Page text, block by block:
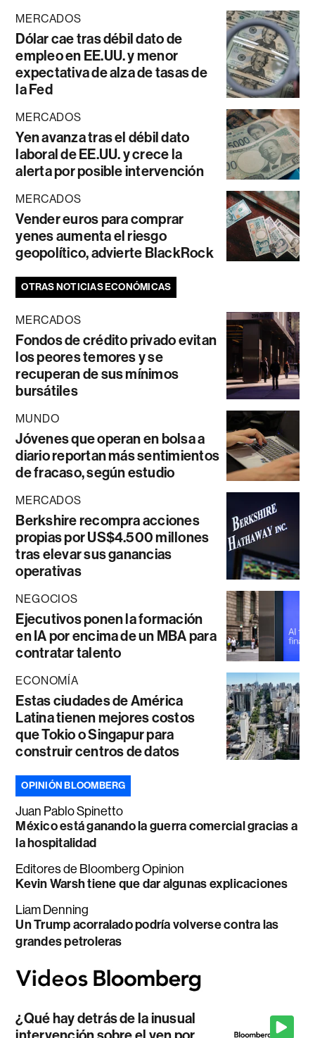
MERCADOS
Dólar cae tras débil dato de
empleo en EE.UU. y menor
expectativa de alza de tasas de
la Fed
MERCADOS
Yen avanza tras el débil dato
laboral de EE.UU. y crece la
alerta por posible intervención
MERCADOS
Vender euros para comprar
yenes aumenta el riesgo
geopolítico, advierte BlackRock
OTRAS NOTICIAS ECONÓMICAS
MERCADOS
Fondos de crédito privado evitan
los peores temores y se
recuperan de sus mínimos
bursátiles
MUNDO
Jóvenes que operan en bolsa a
diario reportan más sentimientos
de fracaso, según estudio
MERCADOS
Berkshire recompra acciones
propias por US$4.500 millones
tras elevar sus ganancias
operativas
NEGOCIOS
Ejecutivos ponen la formación
en IA por encima de un MBA para
contratar talento
ECONOMÍA
Estas ciudades de América
Latina tienen mejores costos
que Tokio o Singapur para
construir centros de datos
OPINIÓN BLOOMBERG
Juan Pablo Spinetto
México está ganando la guerra comercial gracias a
la hospitalidad
Editores de Bloomberg Opinion
Kevin Warsh tiene que dar algunas explicaciones
Liam Denning
Un Trump acorralado podría volverse contra las
grandes petroleras
¿Qué hay detrás de la inusual